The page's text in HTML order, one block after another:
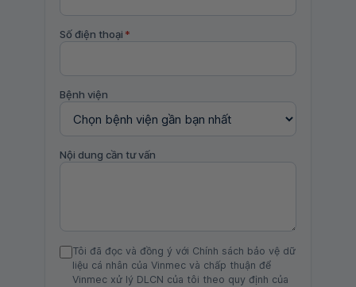
Số điện thoại *
Bệnh viện
Nội dung cần tư vấn
Tôi đã đọc và đồng ý với Chính sách bảo vệ dữ
liệu cá nhân của Vinmec và chấp thuận để
Vinmec xử lý DLCN của tôi theo quy định của